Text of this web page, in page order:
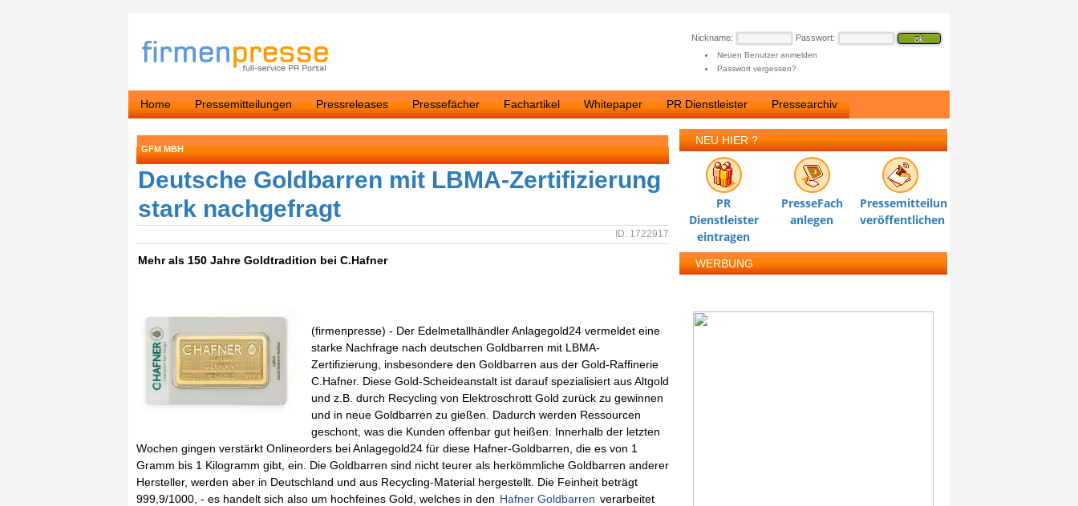
Nickname: Passwort:
Neuen Benutzer anmelden
Passwort vergessen?
Home Pressemitteilungen Pressreleases Pressefächer Fachartikel Whitepaper PR Dienstleister Pressearchiv
GFM MBH
Deutsche Goldbarren mit LBMA-Zertifizierung
stark nachgefragt
ID: 1722917
Mehr als 150 Jahre Goldtradition bei C.Hafner
(firmenpresse) - Der Edelmetallhändler Anlagegold24 vermeldet eine
starke Nachfrage nach deutschen Goldbarren mit LBMA-
Zertifizierung, insbesondere den Goldbarren aus der Gold-Raffinerie
C.Hafner. Diese Gold-Scheideanstalt ist darauf spezialisiert aus Altgold
und z.B. durch Recycling von Elektroschrott Gold zurück zu gewinnen
und in neue Goldbarren zu gießen. Dadurch werden Ressourcen
geschont, was die Kunden offenbar gut heißen. Innerhalb der letzten
Wochen gingen verstärkt Onlineorders bei Anlagegold24 für diese Hafner-Goldbarren, die es von 1
Gramm bis 1 Kilogramm gibt, ein. Die Goldbarren sind nicht teurer als herkömmliche Goldbarren anderer
Hersteller, werden aber in Deutschland und aus Recycling-Material hergestellt. Die Feinheit beträgt
999,9/1000, - es handelt sich also um hochfeines Gold, welches in den Hafner Goldbarren verarbeitet
NEU HIER ?
PR
Dienstleister
eintragen
PresseFach
anlegen
Pressemitteilung
veröffentlichen
WERBUNG